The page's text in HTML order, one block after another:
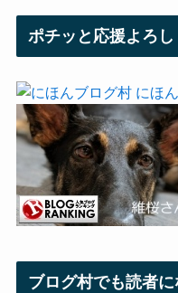
ポチッと応援よろ
ブログ村でも読者に